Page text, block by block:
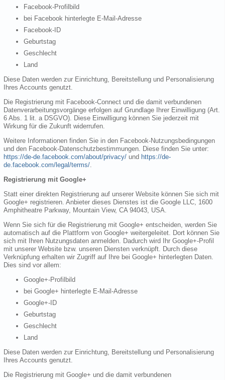
Facebook-Profilbild
bei Facebook hinterlegte E-Mail-Adresse
Facebook-ID
Geburtstag
Geschlecht
Land
Diese Daten werden zur Einrichtung, Bereitstellung und Personalisierung
Ihres Accounts genutzt.
Die Registrierung mit Facebook-Connect und die damit verbundenen
Datenverarbeitungsvorgänge erfolgen auf Grundlage Ihrer Einwilligung (Art.
6 Abs. 1 lit. a DSGVO). Diese Einwilligung können Sie jederzeit mit
Wirkung für die Zukunft widerrufen.
Weitere Informationen finden Sie in den Facebook-Nutzungsbedingungen
und den Facebook-Datenschutzbestimmungen. Diese finden Sie unter:
https://de-de.facebook.com/about/privacy/ und https://de-
de.facebook.com/legal/terms/.
Registrierung mit Google+
Statt einer direkten Registrierung auf unserer Website können Sie sich mit
Google+ registrieren. Anbieter dieses Dienstes ist die Google LLC, 1600
Amphitheatre Parkway, Mountain View, CA 94043, USA.
Wenn Sie sich für die Registrierung mit Google+ entscheiden, werden Sie
automatisch auf die Plattform von Google+ weitergeleitet. Dort können Sie
sich mit Ihren Nutzungsdaten anmelden. Dadurch wird Ihr Google+-Profil
mit unserer Website bzw. unseren Diensten verknüpft. Durch diese
Verknüpfung erhalten wir Zugriff auf Ihre bei Google+ hinterlegten Daten.
Dies sind vor allem:
Google+-Profilbild
bei Google+ hinterlegte E-Mail-Adresse
Google+-ID
Geburtstag
Geschlecht
Land
Diese Daten werden zur Einrichtung, Bereitstellung und Personalisierung
Ihres Accounts genutzt.
Die Registrierung mit Google+ und die damit verbundenen